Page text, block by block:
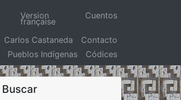
Version
française
Cuentos
Carlos Castaneda
Contacto
Pueblos Indígenas Códices
Buscar